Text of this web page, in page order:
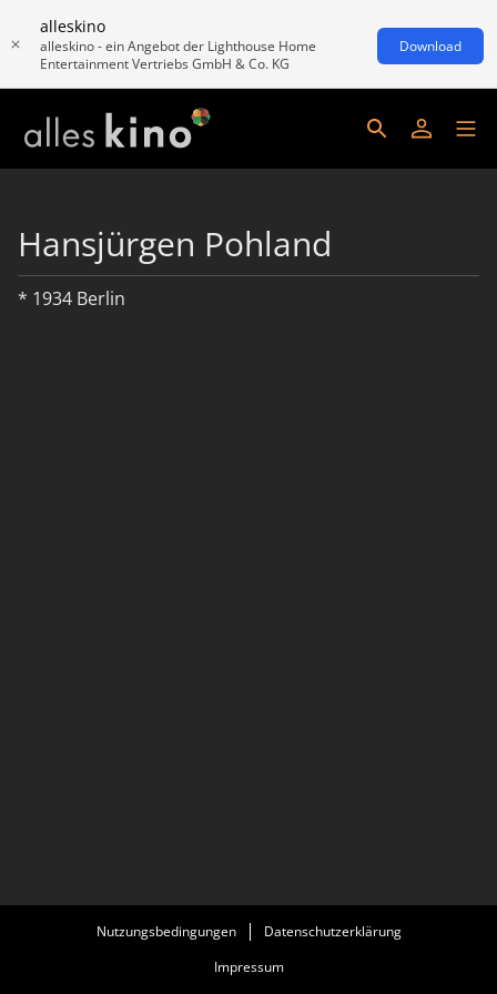
alleskino
alleskino - ein Angebot der Lighthouse Home
Entertainment Vertriebs GmbH & Co. KG
Download
Hansjürgen Pohland
* 1934 Berlin
Nutzungsbedingungen
Datenschutzerklärung
Impressum